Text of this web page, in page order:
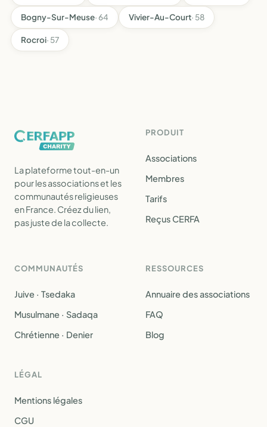
Bogny-Sur-Meuse· 64 Vivier-Au-Court· 58
Rocroi· 57
La plateforme tout-en-un
pour les associations et les
communautés religieuses
en France. Créez du lien,
pas juste de la collecte.
PRODUIT
Associations
Membres
Tarifs
Reçus CERFA
COMMUNAUTÉS
Juive · Tsedaka
Musulmane · Sadaqa
Chrétienne · Denier
RESSOURCES
Annuaire des associations
FAQ
Blog
LÉGAL
Mentions légales
CGU